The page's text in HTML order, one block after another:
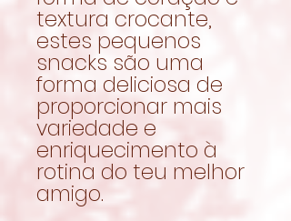
textura crocante,
estes pequenos
snacks são uma
forma deliciosa de
proporcionar mais
variedade e
enriquecimento à
rotina do teu melhor
amigo.